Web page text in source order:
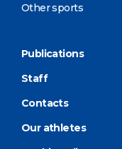
Other sports
Publications
Staff
Contacts
Our athletes